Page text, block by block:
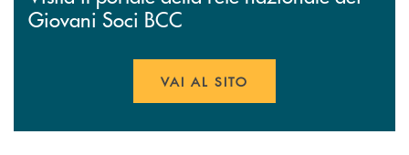
Giovani Soci BCC
VAI AL SITO